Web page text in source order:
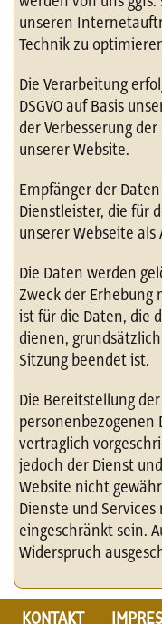
unseren
Technik zu
Die Verarbeitung
DSGVO auf Basis
der Verbesserung
unserer Website.
Empfänger der
Dienstleister, die für
unserer Webseite
Die Daten werden
Zweck der
ist für die Daten, die
dienen,
Sitzung beendet ist.
Die Bereitstellung
personenbezogenen
vertraglich
jedoch der Dienst
Website nicht
Dienste und
eingeschränkt sein.
Widerspruch
KONTAKT